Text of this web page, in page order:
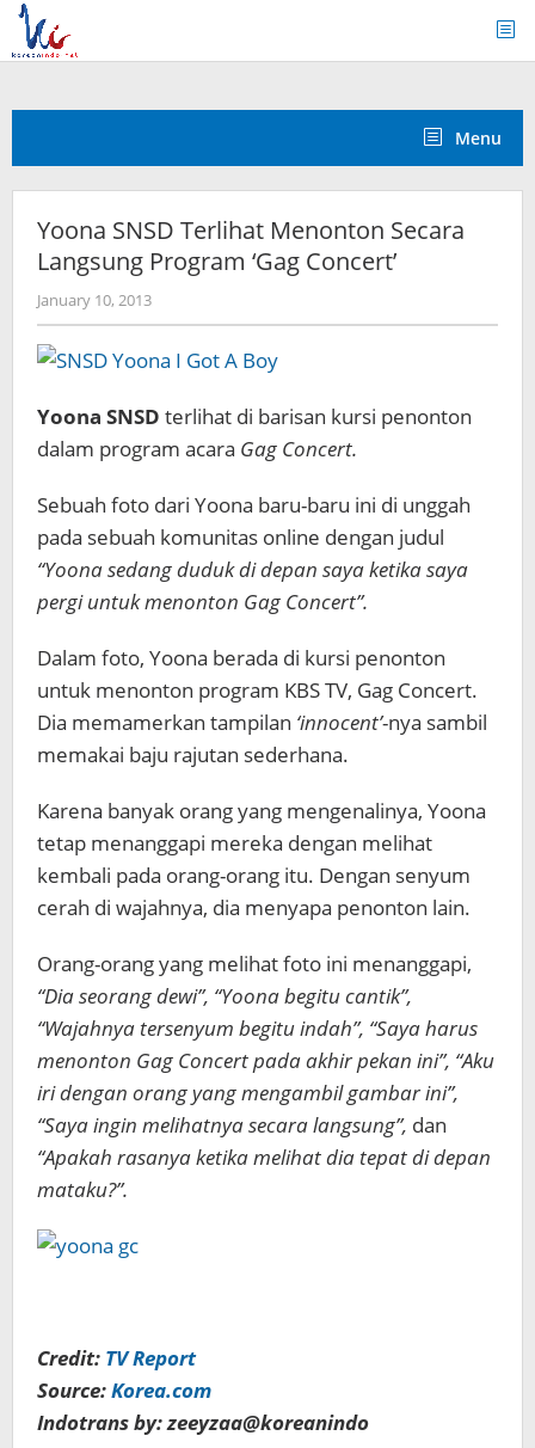
Skip
content
Menu
Yoona SNSD Terlihat Menonton Secara
Langsung Program ‘Gag Concert’
January 10, 2013by
Koreanindo
Yoona SNSD terlihat di barisan kursi penonton
dalam program acara Gag Concert.
Sebuah foto dari Yoona baru-baru ini di unggah
pada sebuah komunitas online dengan judul
“Yoona sedang duduk di depan saya ketika saya
pergi untuk menonton Gag Concert”.
Dalam foto, Yoona berada di kursi penonton
untuk menonton program KBS TV, Gag Concert.
Dia memamerkan tampilan ‘innocent’-nya sambil
memakai baju rajutan sederhana.
Karena banyak orang yang mengenalinya, Yoona
tetap menanggapi mereka dengan melihat
kembali pada orang-orang itu. Dengan senyum
cerah di wajahnya, dia menyapa penonton lain.
Orang-orang yang melihat foto ini menanggapi,
“Dia seorang dewi”, “Yoona begitu cantik”,
“Wajahnya tersenyum begitu indah”, “Saya harus
menonton Gag Concert pada akhir pekan ini”, “Aku
iri dengan orang yang mengambil gambar ini”,
“Saya ingin melihatnya secara langsung”, dan
“Apakah rasanya ketika melihat dia tepat di depan
mataku?”.
Credit: TV Report
Source:Korea.com
Indotrans by: zeeyzaa@koreanindo